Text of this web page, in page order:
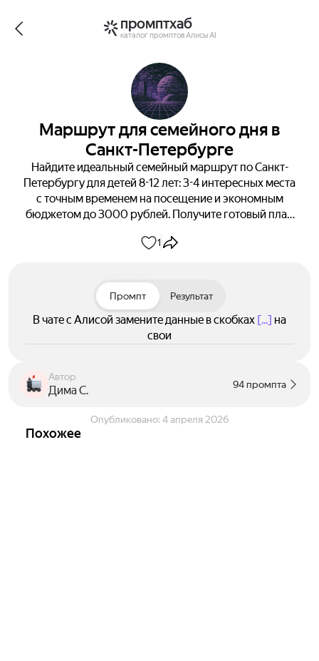
промптхаб
каталог промптов Алисы AI
Маршрут для семейного дня в
Санкт-Петербурге
Найдите идеальный семейный маршрут по Санкт-
Петербургу для детей 8-12 лет: 3-4 интересных места
с точным временем на посещение и экономным
бюджетом до 3000 рублей. Получите готовый план
1
Промпт Результат
В чате с Алисой замените данные в скобках [...] на
свои
Автор
Дима С. 94 промпта
Опубликовано: 4 апреля 2026
Похожее